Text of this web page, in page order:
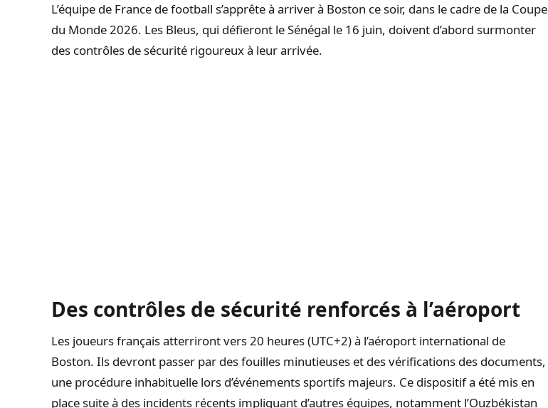
L’équipe de France de football s’apprête à arriver à Boston ce soir, dans le cadre de la Coupe
du Monde 2026. Les Bleus, qui défieront le Sénégal le 16 juin, doivent d’abord surmonter
des contrôles de sécurité rigoureux à leur arrivée.
Des contrôles de sécurité renforcés à l’aéroport
Les joueurs français atterriront vers 20 heures (UTC+2) à l’aéroport international de
Boston. Ils devront passer par des fouilles minutieuses et des vérifications des documents,
une procédure inhabituelle lors d’événements sportifs majeurs. Ce dispositif a été mis en
place suite à des incidents récents impliquant d’autres équipes, notamment l’Ouzbékistan